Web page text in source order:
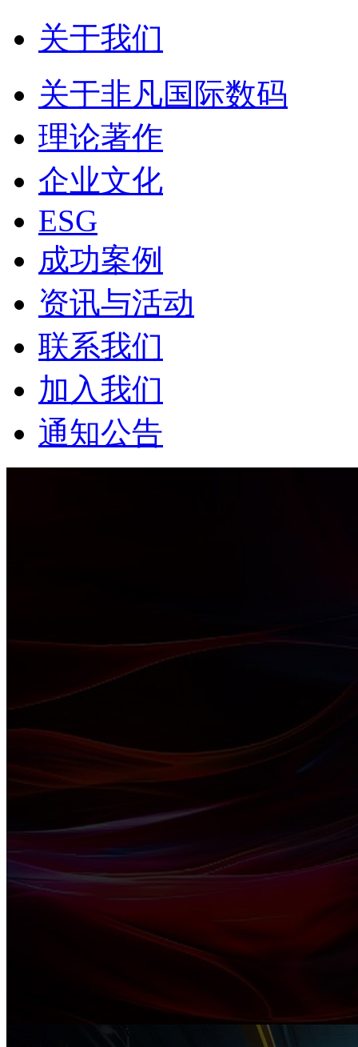
关于我们
关于非凡国际数码
理论著作
企业文化
ESG
成功案例
资讯与活动
联系我们
加入我们
通知公告